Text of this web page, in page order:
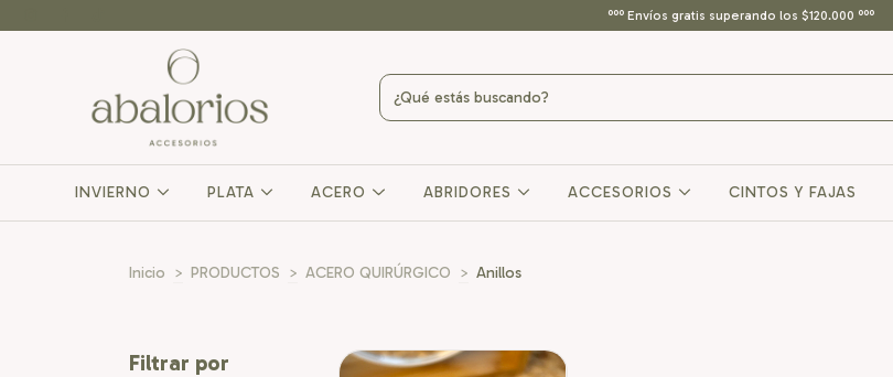
ººº Envíos gratis superando los $120.000 ººº
INVIERNO PLATA ACERO ABRIDORES ACCESORIOS CINTOS Y FAJAS
Inicio > PRODUCTOS > ACERO QUIRÚRGICO > Anillos
Filtrar por